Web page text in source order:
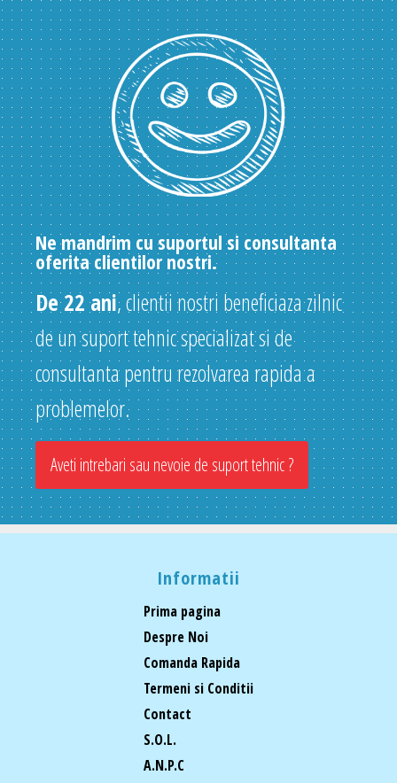
Ne mandrim cu suportul si consultanta
oferita clientilor nostri.
De 22 ani, clientii nostri beneficiaza zilnic
de un suport tehnic specializat si de
consultanta pentru rezolvarea rapida a
problemelor.
Aveti intrebari sau nevoie de suport tehnic ?
Informatii
Prima pagina
Despre Noi
Comanda Rapida
Termeni si Conditii
Contact
S.O.L.
A.N.P.C